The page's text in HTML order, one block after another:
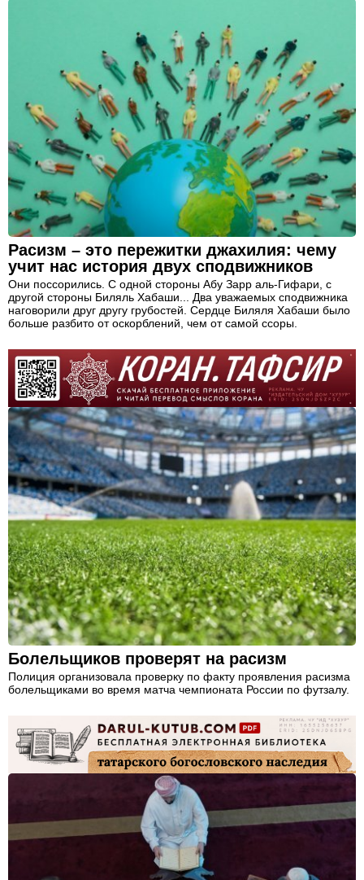
Расизм – это пережитки джахилия: чему
учит нас история двух сподвижников
Они поссорились. С одной стороны Абу Зарр аль-Гифари, с
другой стороны Биляль Хабаши... Два уважаемых сподвижника
наговорили друг другу грубостей. Сердце Биляля Хабаши было
больше разбито от оскорблений, чем от самой ссоры.
Болельщиков проверят на расизм
Полиция организовала проверку по факту проявления расизма
болельщиками во время матча чемпионата России по футзалу.